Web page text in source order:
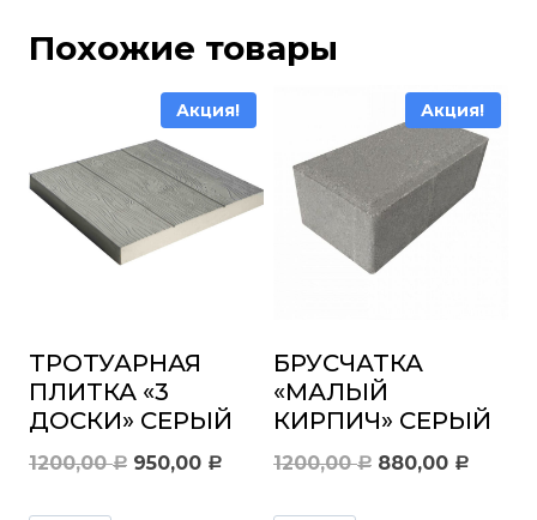
Похожие товары
Акция!
ТРОТУАРНАЯ
ПЛИТКА «3
ДОСКИ» СЕРЫЙ
1200,00Р Первоначальная
950,00 РТекущая
Акция!
БРУСЧАТКА
«МАЛЫЙ
КИРПИЧ» СЕРЫЙ
1200,00Р 880,00 Р